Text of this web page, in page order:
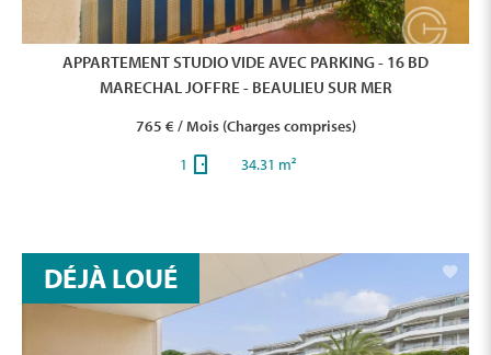
765 € / Mois (Charges comprises)
1
34.31 m²
APPARTEMENT STUDIO VIDE AVEC PARKING - 16 BD
MARECHAL JOFFRE - BEAULIEU SUR MER
DÉJÀ LOUÉ